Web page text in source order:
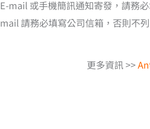
E-mail 或手機簡訊通知寄發，請務
mail 請務必填寫公司信箱，否則不
更多資訊 >>